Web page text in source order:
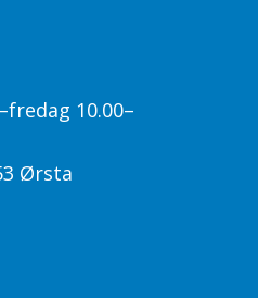
10.00–
Ørsta